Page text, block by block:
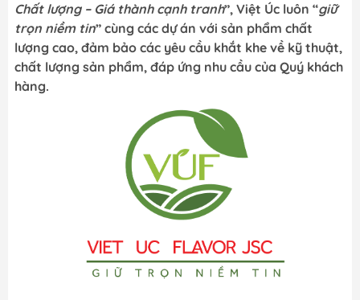
Chất lượng – Giá thành cạnh tranh”, Việt Úc luôn “giữ
trọn niềm tin” cùng các dự án với sản phẩm chất
lượng cao, đảm bảo các yêu cầu khắt khe về kỹ thuật,
chất lượng sản phẩm, đáp ứng nhu cầu của Quý khách
hàng.